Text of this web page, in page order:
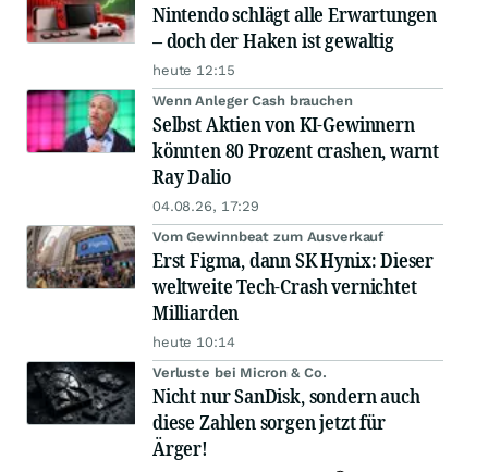
Nintendo schlägt alle Erwartungen
– doch der Haken ist gewaltig
heute 12:15
Wenn Anleger Cash brauchen
Selbst Aktien von KI-Gewinnern
könnten 80 Prozent crashen, warnt
Ray Dalio
04.08.26, 17:29
Vom Gewinnbeat zum Ausverkauf
Erst Figma, dann SK Hynix: Dieser
weltweite Tech-Crash vernichtet
Milliarden
heute 10:14
Verluste bei Micron & Co.
Nicht nur SanDisk, sondern auch
diese Zahlen sorgen jetzt für
Ärger!